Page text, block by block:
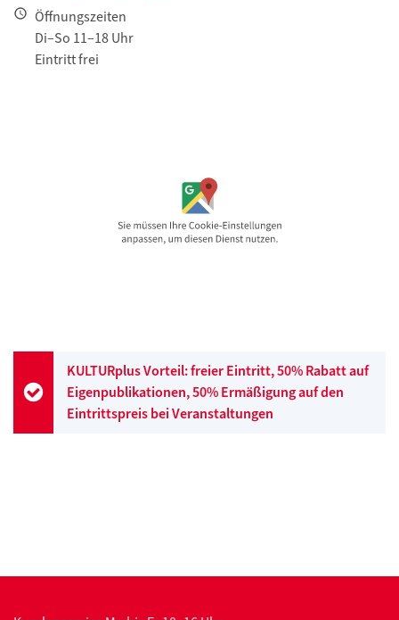
Öffnungszeiten
Di–So 11–18 Uhr
Eintritt frei
KULTURplus Vorteil: freier Eintritt, 50% Rabatt auf
Eigenpublikationen, 50% Ermäßigung auf den
Eintrittspreis bei Veranstaltungen